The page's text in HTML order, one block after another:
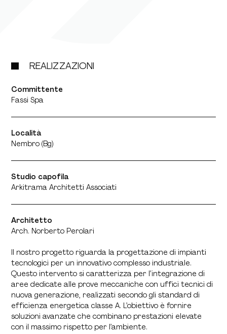
REALIZZAZIONI
Committente
Fassi Spa
Località
Nembro (Bg)
Studio capofila
Arkitrama Architetti Associati
Architetto
Arch. Norberto Perolari
Il nostro progetto riguarda la progettazione di impianti
tecnologici per un innovativo complesso industriale.
Questo intervento si caratterizza per l’integrazione di
aree dedicate alle prove meccaniche con uffici tecnici di
nuova generazione, realizzati secondo gli standard di
efficienza energetica classe A. L’obiettivo è fornire
soluzioni avanzate che combinano prestazioni elevate
con il massimo rispetto per l’ambiente.